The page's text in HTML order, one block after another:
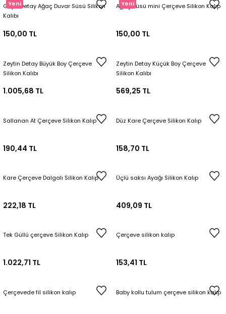
Tepsi / Tabak / Peçetelik Kalıpları
Dekorasyon Aplik Kalıpları
Tütsülük Silikonkalıpları
Balon Kalıpları
Yeni
Geyik Detay Ağaç Duvar Süsü Silikon
Kalıbı
150,00 TL
Yeni
Ağaç Süsü mini Çerçeve Silikon Kalıp
150,00 TL
Zeytin Detay Büyük Boy Çerçeve
Silikon Kalıbı
1.005,68 TL
Zeytin Detay Küçük Boy Çerçeve
Silikon Kalıbı
569,25 TL
Sallanan At Çerçeve Silikon Kalıp
190,44 TL
Düz Kare Çerçeve Silikon Kalıp
158,70 TL
Kare Çerçeve Dalgalı Silikon Kalıp
222,18 TL
Üçlü saksı Ayağı Silikon Kalıp
409,09 TL
Tek Güllü çerçeve Silikon Kalıp
1.022,71 TL
Çerçeve silikon kalıp
153,41 TL
Çerçevede fil silikon kalıp Baby kollu tulum çerçeve silikon kalıp